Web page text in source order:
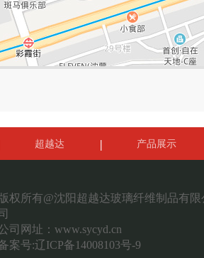
超越达 产品展示
版权所有@沈阳超越达玻璃纤维制品有限
司网址： www.sycyd.cn
案号:辽ICP备14008103号-9